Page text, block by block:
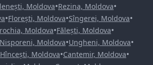
Moldova•Rezina, Moldova•
•Florești, Moldova•Sîngerei, Moldova•
Moldova•Fălești, Moldova•
Nisporeni, Moldova•Ungheni, Moldova•
Hîncești, Moldova•Cantemir, Moldova•